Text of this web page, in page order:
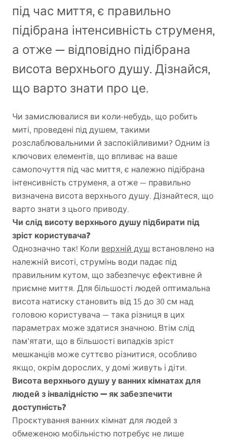
під час миття, є правильно
підібрана інтенсивність струменя,
а отже — відповідно підібрана
висота верхнього душу. Дізнайся,
що варто знати про це.
Чи замислювалися ви коли-небудь, що робить
миті, проведені під душем, такими
розслаблювальними й заспокійливими? Одним із
ключових елементів, що впливає на ваше
самопочуття під час миття, є належно підібрана
інтенсивність струменя, а отже — правильно
визначена висота верхнього душу. Дізнайтеся, що
варто знати з цього приводу.
Чи слід висоту верхнього душу підбирати під
зріст користувача?
Однозначно так! Коли верхній душ встановлено на
належній висоті, струмінь води падає під
правильним кутом, що забезпечує ефективне й
приємне миття. Для більшості людей оптимальна
висота натиску становить від 15 до 30 см над
головою користувача — така різниця в цих
параметрах може здатися значною. Втім слід
пам’ятати, що в більшості випадків зріст
мешканців може суттєво різнитися, особливо
якщо, окрім дорослих, у домі живуть і діти.
Висота верхнього душу у ванних кімнатах для
людей з інвалідністю — як забезпечити
доступність?
Проєктування ванних кімнат для людей з
обмеженою мобільністю потребує не лише